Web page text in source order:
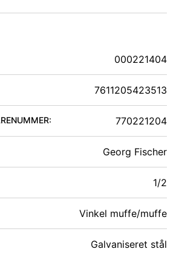
000221404
7611205423513
770221204
Georg Fischer
1/2
Vinkel muffe/muffe
Galvaniseret stål